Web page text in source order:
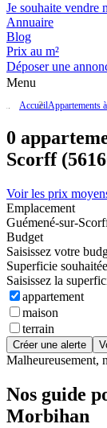
Je souhaite vendre
Annuaire
Blog
Prix au m²
Déposer une
Menu
AccueilAppartements
0
Scorff
Voir les prix
Emplacement
Guémené-sur-
Budget
Saisissez votre
Superficie souhaitée
Saisissez la
appartement
maison
terrain
Créer une alerte
Malheureusement,
Nos guide
Morbihan